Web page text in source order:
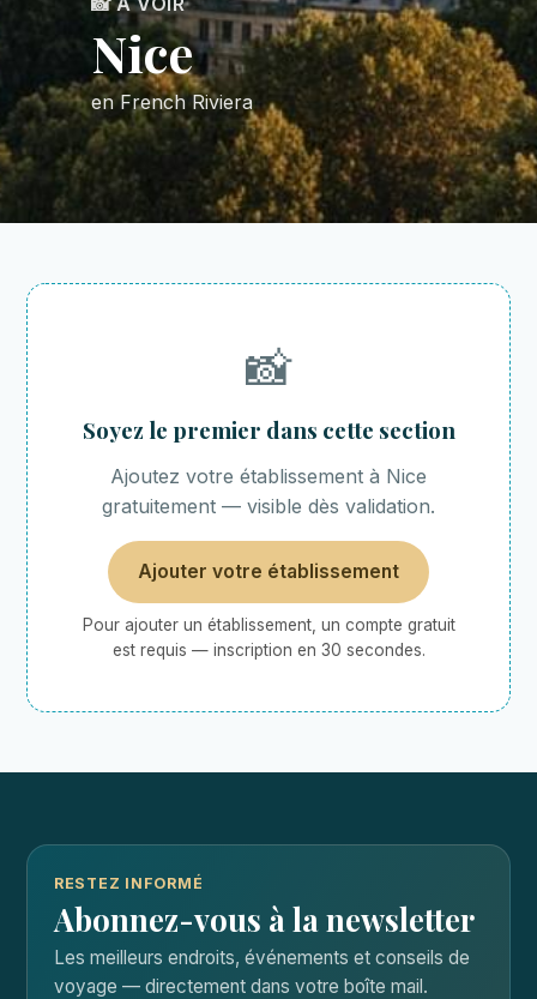
Nice
en French Riviera
📸
Soyez le premier dans cette section
Ajoutez votre établissement à Nice
gratuitement — visible dès validation.
Ajouter votre établissement
Pour ajouter un établissement, un compte gratuit
est requis — inscription en 30 secondes.
RESTEZ INFORMÉ
Abonnez-vous à la newsletter
Les meilleurs endroits, événements et conseils de
voyage — directement dans votre boîte mail.